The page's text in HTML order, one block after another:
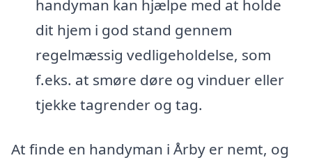
handyman kan hjælpe med at holde
dit hjem i god stand gennem
regelmæssig vedligeholdelse, som
f.eks. at smøre døre og vinduer eller
tjekke tagrender og tag.
At finde en handyman i Årby er nemt, og